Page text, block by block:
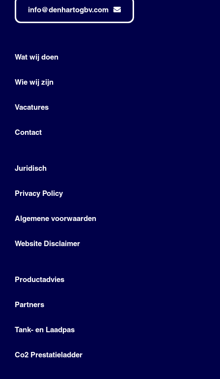
info@denhartogbv.com
Wat wij doen
Wie wij zijn
Vacatures
Contact
Juridisch
Privacy Policy
Algemene voorwaarden
Website Disclaimer
Productadvies
Partners
Tank- en Laadpas
Co2 Prestatieladder